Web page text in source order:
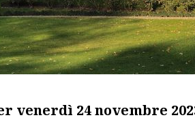
venerdì 24 novembre